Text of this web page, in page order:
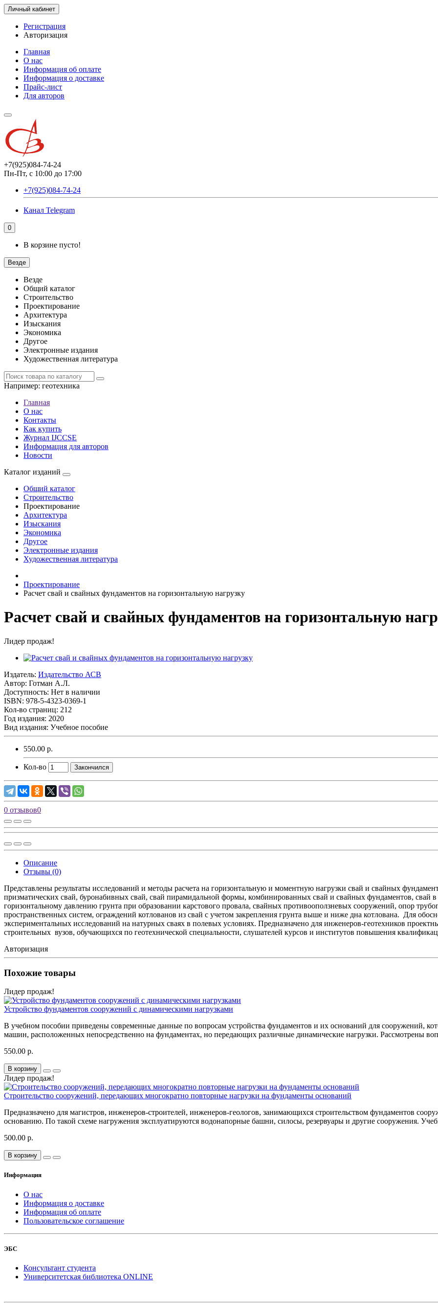
Личный кабинет
Регистрация
Авторизация
Главная
О нас
Информация об оплате
Информация о доставке
Прайс-лист
Для авторов
+7(925)084-74-24
Пн-Пт, с 10:00 до 17:00
+7(925)084-74-24
Канал Telegram
0
В корзине пусто!
Везде
Везде
Общий каталог
Строительство
Проектирование
Архитектура
Изыскания
Экономика
Другое
Электронные издания
Художественная литература
Например: геотехника
Главная
О нас
Контакты
Как купить
Журнал IJCCSE
Информация для авторов
Новости
Каталог изданий
Общий каталог
Строительство
Проектирование
Архитектура
Изыскания
Экономика
Другое
Электронные издания
Художественная литература
Проектирование
Расчет свай и свайных фундаментов на горизонтальную нагрузку
Расчет свай и свайных фундаментов на горизонтальную
Лидер продаж!
Издатель: Издательство АСВ
Автор: Готман А.Л.
Доступность: Нет в наличии
ISBN: 978-5-4323-0369-1
Кол-во страниц: 212
Год издания: 2020
Вид издания: Учебное пособие
550.00 р.
Кол-во Закончился
0 отзывов0
Описание
Отзывы (0)
Представлены результаты исследований и методы расчета на горизонтальную и моментную нагрузки свай и свайных
призматических свай, буронабивных свай, свай пирамидальной формы, комбинированных свай и свайных фундаментов, свай
горизонтальному давлению грунта при образовании карстового провала, свайных противооползневых сооружений, опор
пространственных систем, ограждений котлованов из свай с учетом закрепления грунта выше и ниже дна котлована. Для
экспериментальных исследований на натурных сваях в полевых условиях. Предназначено для инженеров-геотехников
строительных вузов, обучающихся по геотехнической специальности, слушателей курсов и институтов повышения
Авторизация
Похожие товары
Лидер продаж!
Устройство фундаментов сооружений с динамическими нагрузками
В учебном пособии приведены современные данные по вопросам устройства фундаментов и их оснований для сооружений,
машин, расположенных непосредственно на фундаментах, но передающих различные динамические нагрузки. Рассмотрены
550.00 р.
В корзину
Лидер продаж!
Строительство сооружений, передающих многократно повторные нагрузки на фундаменты оснований
Предназначено для магистров, инженеров-строителей, инженеров-геологов, занимающихся строительством фундаментов
основанию. По такой схеме нагружения эксплуатируются водонапорные башни, силосы, резервуары и другие сооружения.
500.00 р.
В корзину
Информация
О нас
Информация о доставке
Информация об оплате
Пользовательское соглашение
ЭБС
Консультант студента
Университетская библиотека ONLINE